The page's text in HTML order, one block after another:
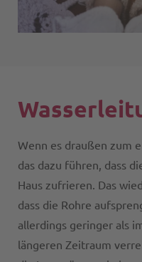
Wenn es draußen zum
das dazu führen, dass
Haus zufrieren. Das
dass die Rohre
allerdings geringer als
längeren Zeitraum